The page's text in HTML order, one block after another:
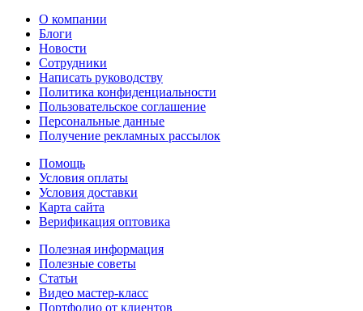
О компании
Блоги
Новости
Сотрудники
Написать руководству
Политика конфиденциальности
Пользовательское соглашение
Персональные данные
Получение рекламных рассылок
Помощь
Условия оплаты
Условия доставки
Карта сайта
Верификация оптовика
Полезная информация
Полезные советы
Статьи
Видео мастер-класс
Портфолио от клиентов